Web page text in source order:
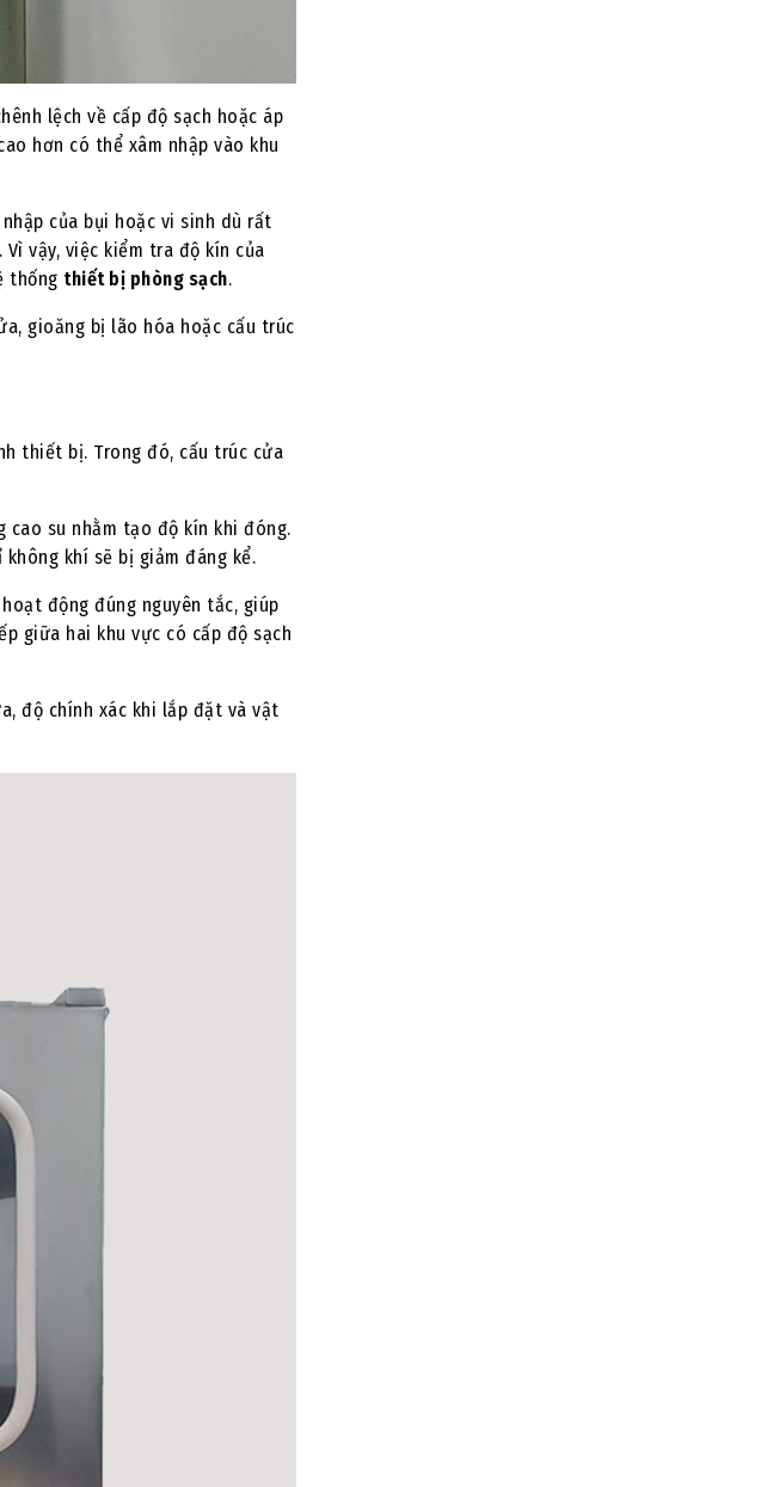
lệch về cấp độ sạch hoặc áp
hơn có thể xâm nhập vào khu
của bụi hoặc vi sinh dù rất
vậy, việc kiểm tra độ kín của
thống thiết bị phòng sạch.
gioăng bị lão hóa hoặc cấu trúc
thiết bị. Trong đó, cấu trúc cửa
su nhằm tạo độ kín khi đóng.
khí sẽ bị giảm đáng kể.
động đúng nguyên tắc, giúp
giữa hai khu vực có cấp độ sạch
độ chính xác khi lắp đặt và vật